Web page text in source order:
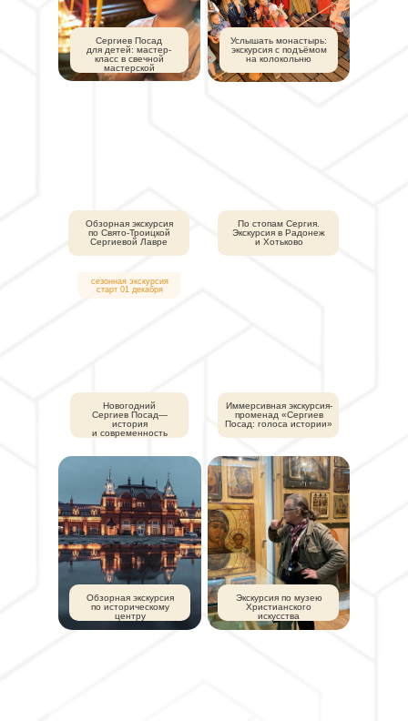
Сергиев Посад
для детей: мастер-
класс в свечной
мастерской
Услышать монастырь:
экскурсия с подъёмом
на колокольню
Новогодний
Сергиев Посад—
история
и современность
Экскурсия по музею
Христианского
искусства
Обзорная экскурсия
по историческому
центру
Обзорная экскурсия
по Свято-Троицкой
Сергиевой Лавре
Иммерсивная экскурсия-
променад «Сергиев
Посад: голоса истории»
По стопам Сергия.
Экскурсия в Радонеж
и Хотьково
сезонная экскурсия
старт 01 декабря